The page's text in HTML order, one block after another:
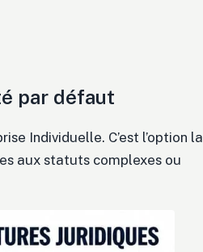
par défaut
Individuelle. C’est l’option la
aux statuts complexes ou